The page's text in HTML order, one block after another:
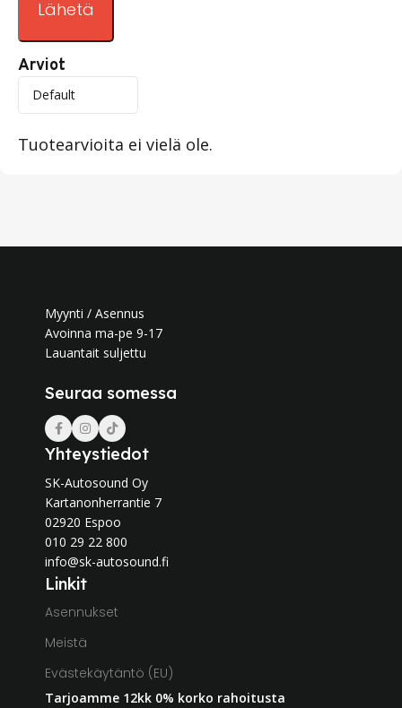
Arviot
Tuotearvioita ei vielä ole.
Myynti / Asennus
Avoinna ma-pe 9-17
Lauantait suljettu
Seuraa somessa
Yhteystiedot
SK-Autosound Oy
Kartanonherrantie 7
02920 Espoo
010 29 22 800
info@sk-autosound.fi
Linkit
Asennukset
Meistä
Evästekäytäntö (EU)
Tarjoamme 12kk 0% korko rahoitusta